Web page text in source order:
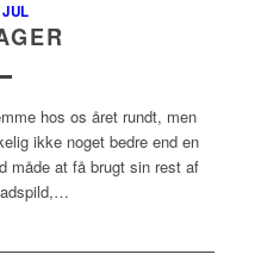
JUL
hos os året rundt, men
ikke noget bedre end en
måde at få brugt sin rest af